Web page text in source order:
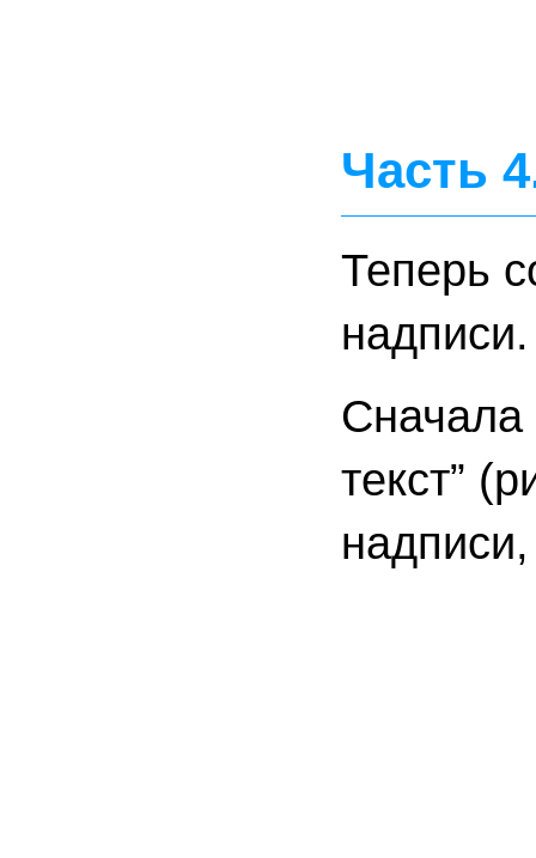
Часть
Теперь
надписи.
Сначала
текст”